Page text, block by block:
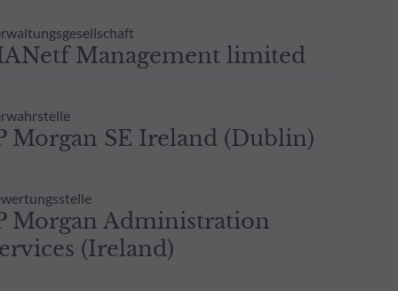
Management limited
Morgan SE Ireland (Dublin)
Morgan Administration
(Ireland)